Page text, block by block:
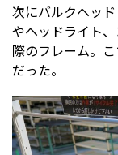
次にバルクヘッ
やヘッドライト
際のフレーム。
だった。